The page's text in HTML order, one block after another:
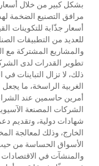
بشكل كبير من خلال أسعار
مرافق التصنيع الضخمة
أسعار جذّابة للتكوينات
للعديد من التطبيقات
والمشاريع المشتركة مع
تطوير القدرات لدى
ذلك، لا تزال التباينات في
الغربية الراسخة، ما
أمرين حاسمين عند
الشركات المصنعة
شهادات دولية، وتقديم
الخارج، وذلك لمعالجة
الأسواق الحساسة من حيث
والمنشآت في الاقتصادات